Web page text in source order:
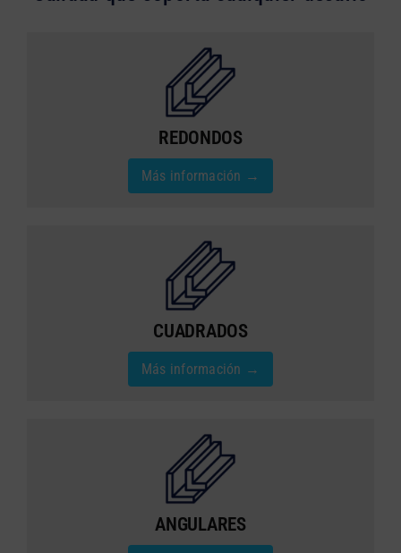
REDONDOS
Más información →
CUADRADOS
Más información →
ANGULARES